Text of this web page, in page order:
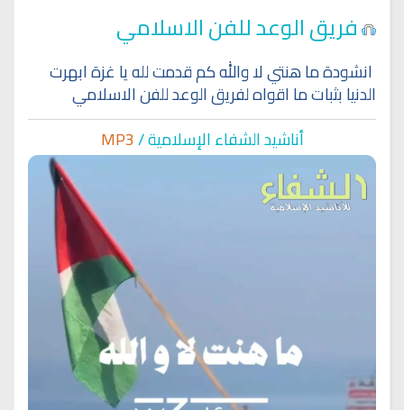
فريق الوعد للفن الاسلامي
انشودة ما هنتي لا والله كم قدمت لله يا غزة ابهرت
الدنيا بثبات ما اقواه لفريق الوعد للفن الاسلامي
أناشيد الشفاء الإسلامية /MP3